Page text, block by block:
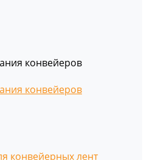
конвейеров
конвейеров
конвейерных лент